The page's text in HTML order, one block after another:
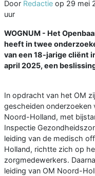
Door Redactie op 29 mei
uur
WOGNUM - Het
heeft in twee
van een 18-jarige cliënt
april 2025, een
In opdracht van het OM
gescheiden onderzoeken
Noord-Holland, met
Inspectie
leiding van de medisch
Holland, richtte zich op
zorgmedewerkers.
leiding van OM Noord-